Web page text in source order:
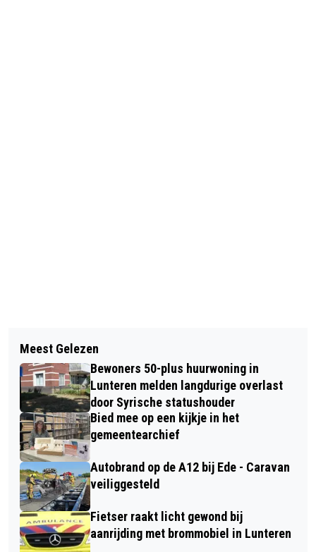
DRONKEN AUTOMOBILIST CRASHT IN
WEILAND BIJ EENZIJDIG ONGEVAL IN
LUNTEREN
UTR PRO TENNIS TOUR KOMT NAAR
ARNHEM
Meest Gelezen
Bewoners 50-plus huurwoning in
Lunteren melden langdurige overlast
door Syrische statushouder
Bied mee op een kijkje in het
gemeentearchief
Autobrand op de A12 bij Ede - Caravan
veiliggesteld
Fietser raakt licht gewond bij
aanrijding met brommobiel in Lunteren